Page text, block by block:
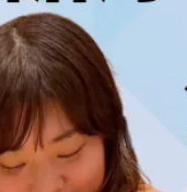
映像・映画
ビジネス・起業
まちづくり・地域活性化